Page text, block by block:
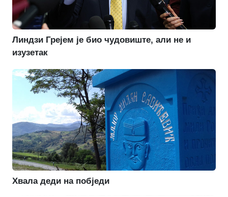
Линдзи Грејем је био чудовиште, али не и
изузетак
Хвала деди на побједи